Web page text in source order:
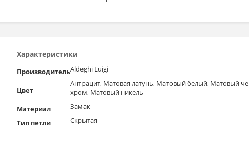
Характеристики
ПроизводительAldeghi Luigi
Цвет
Антрацит, Матовая латунь, Матовый белый, Матовый
хром, Матовый никель
Материал
Замак
Тип петли
Скрытая